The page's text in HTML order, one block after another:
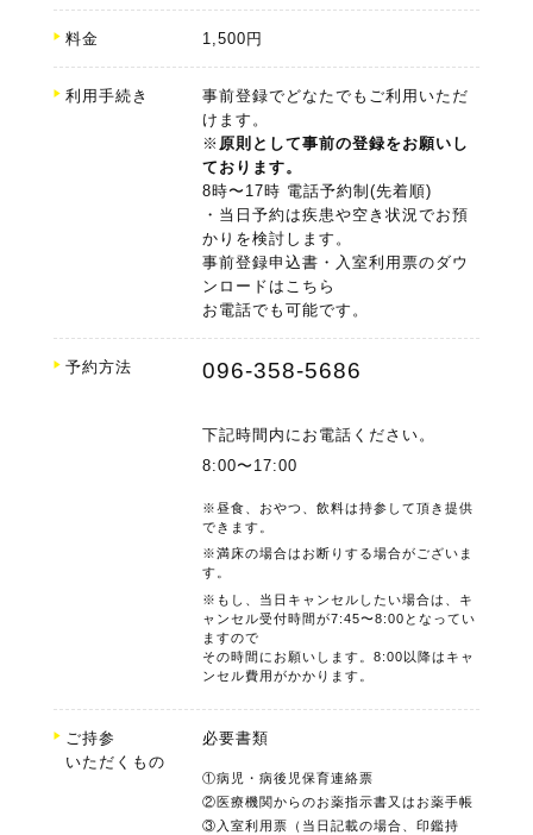
料金 1,500円
利用手続き
事前登録でどなたでもご利用いただ
けます。
※ 原則として事前の登録をお願いし
ております。
8時〜17時 電話予約制(先着順)
・当日予約は疾患や空き状況でお預
かりを検討します。
事前登録申込書・入室利用票のダウ
ンロードはこちら
お電話でも可能です。
予約方法 096-358-5686
下記時間内にお電話ください。
8:00〜17:00
※昼食、おやつ、飲料は持参して頂き提供
できます。
※満床の場合はお断りする場合がございま
す。
※もし、当日キャンセルしたい場合は、キ
ャンセル受付時間が7:45〜8:00となってい
ますので
その時間にお願いします。8:00以降はキャ
ンセル費用がかかります。
ご持参
いただくもの
必要書類
①病児・病後児保育連絡票
②医療機関からのお薬指示書又はお薬手帳
③入室利用票（当日記載の場合、印鑑持